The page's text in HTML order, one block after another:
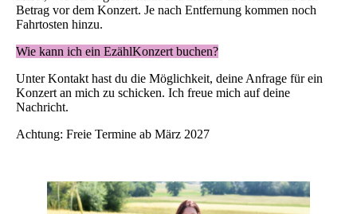
Betrag vor dem Konzert. Je nach Entfernung kommen noch
Fahrtosten hinzu.
Wie kann ich ein EzählKonzert buchen?
Unter Kontakt hast du die Möglichkeit, deine Anfrage für ein
Konzert an mich zu schicken. Ich freue mich auf deine
Nachricht.
Achtung: Freie Termine ab März 2027